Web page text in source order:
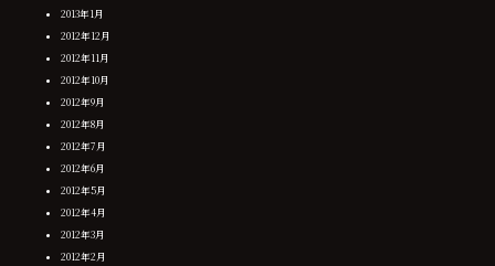
2013年1月
2012年12月
2012年11月
2012年10月
2012年9月
2012年8月
2012年7月
2012年6月
2012年5月
2012年4月
2012年3月
2012年2月